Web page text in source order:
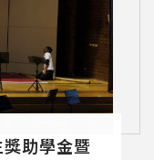
助學金暨